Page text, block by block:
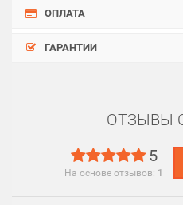
ОПЛАТА
ГАРАНТИИ
ОТЗЫВЫ
5
На основе отзывов: 1